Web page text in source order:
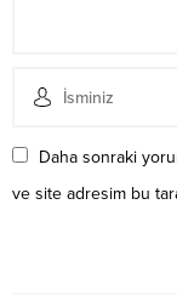
Daha sonraki
ve site adresim bu